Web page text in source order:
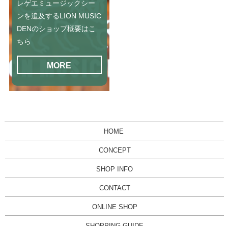
レゲエミュージックシー
ンを追及するLION MUSIC
DENのショップ概要はこ
ちら
MORE
HOME
CONCEPT
SHOP INFO
CONTACT
ONLINE SHOP